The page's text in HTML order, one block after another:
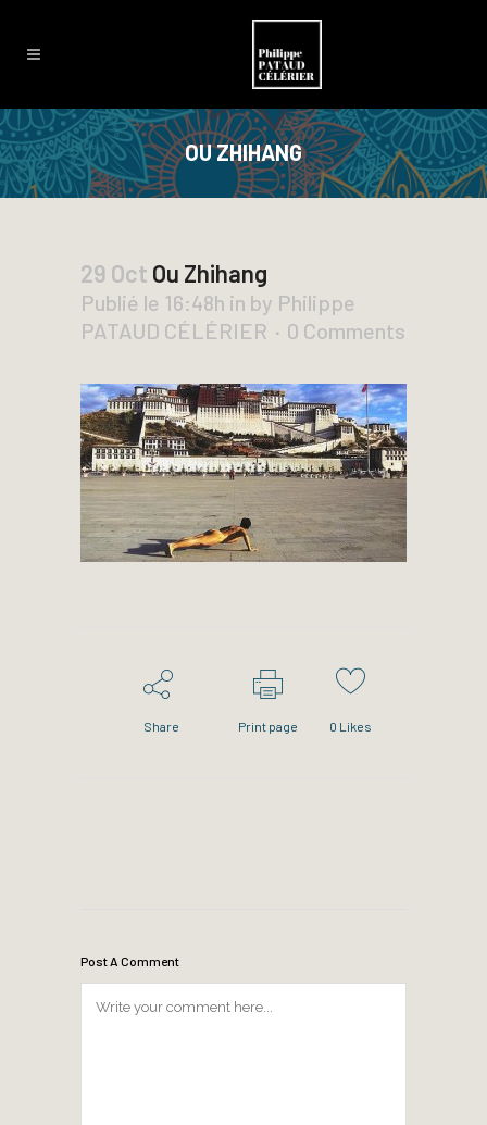
OU ZHIHANG
29 Oct Ou Zhihang
Publié le 16:48h in by Philippe
PATAUD CÉLÉRIER
0 Comments
Share Print page 0 Likes
Post A Comment